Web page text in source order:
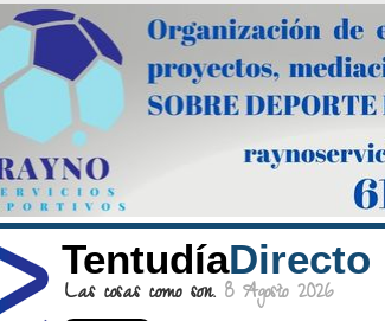
TentudíaDirecto
Las cosas como son. 8 Agosto 2026